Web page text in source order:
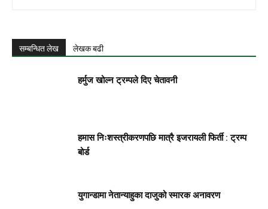
सम्बन्धित लेख लेखक बढी
हर्मुज खोल्न ट्रम्पले दिए चेतावनी
हमास निःशस्त्रीकरणपछि मात्रै इजरायली फिर्ती : ट्रम्प
बोर्ड
युगान्डामा नेतान्याहुका दाजुको स्मारक अनावरण